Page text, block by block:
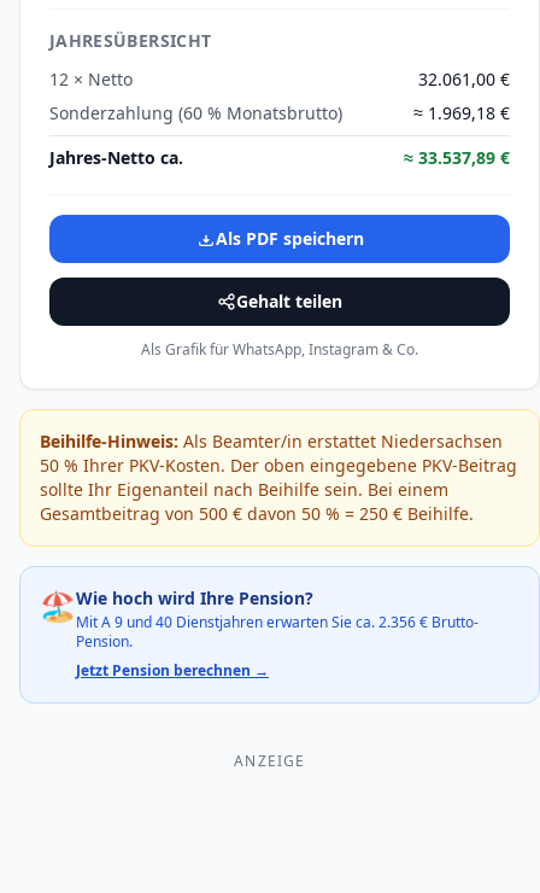
JAHRESÜBERSICHT
12 × Netto
32.061,00 €
Sonderzahlung (60 % Monatsbrutto) ≈ 1.969,18 €
Jahres-Netto ca.
≈ 33.537,89 €
Als PDF speichern
Gehalt teilen
Als Grafik für WhatsApp, Instagram & Co.
Beihilfe-Hinweis: Als Beamter/in erstattet Niedersachsen
50 % Ihrer PKV-Kosten. Der oben eingegebene PKV-Beitrag
sollte Ihr Eigenanteil nach Beihilfe sein. Bei einem
Gesamtbeitrag von 500 € davon 50 % = 250 € Beihilfe.
🏖️Wie hoch wird Ihre Pension?
MitA 9 und 40 Dienstjahren erwarten Sie ca.2.356€ Brutto-
Pension.
Jetzt Pension berechnen →
ANZEIGE